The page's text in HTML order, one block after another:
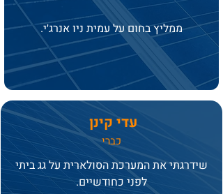
ממליץ בחום על עמית ניו אנרג׳י.
עדי קינן
כברי
שידרגתי את המערכת הסולארית על גג ביתי
לפני כחודשיים.